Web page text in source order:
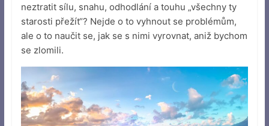
neztratit sílu, snahu, odhodlání a touhu „všechny ty
starosti přežít“? Nejde o to vyhnout se problémům,
ale o to naučit se, jak se s nimi vyrovnat, aniž bychom
se zlomili.